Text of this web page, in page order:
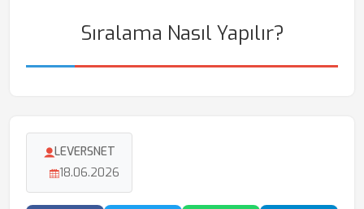
Sıralama Nasıl Yapılır?
LEVERSNET
18.06.2026